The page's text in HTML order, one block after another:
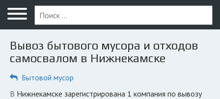
Меню
Главная
Вопрос юристу
Вывоз бытового мусора и отходов
самосвалом в Нижнекамске
Бытовой мусор
в Нижнекамске зарегистрирована 1 компания по вывозу